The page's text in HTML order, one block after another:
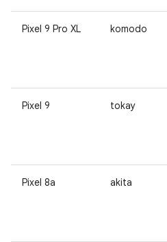
Pixel 9 Pro XL komodo
Pixel 9 tokay
Pixel 8a akita